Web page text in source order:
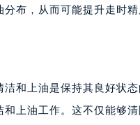
布，从而可能提升走时精
洁和上油是保持其良好状
和上油工作。这不仅能够